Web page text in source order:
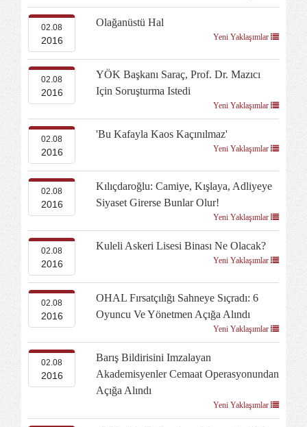
02.08
2016
Olağanüstü Hal
Yeni Yaklaşımlar
02.08
2016
YÖK Başkanı Saraç, Prof. Dr. Mazıcı
Için Soruşturma Istedi
Yeni Yaklaşımlar
02.08
2016
'Bu Kafayla Kaos Kaçınılmaz'
Yeni Yaklaşımlar
02.08
2016
Kılıçdaroğlu: Camiye, Kışlaya, Adliyeye
Siyaset Girerse Bunlar Olur!
Yeni Yaklaşımlar
02.08
2016
Kuleli Askeri Lisesi Binası Ne Olacak?
Yeni Yaklaşımlar
02.08
2016
OHAL Fırsatçılığı Sahneye Sıçradı: 6
Oyuncu Ve Yönetmen Açığa Alındı
Yeni Yaklaşımlar
02.08
2016
Barış Bildirisini Imzalayan
Akademisyenler Cemaat Operasyonundan
Açığa Alındı
Yeni Yaklaşımlar